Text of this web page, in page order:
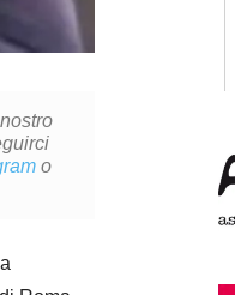
o